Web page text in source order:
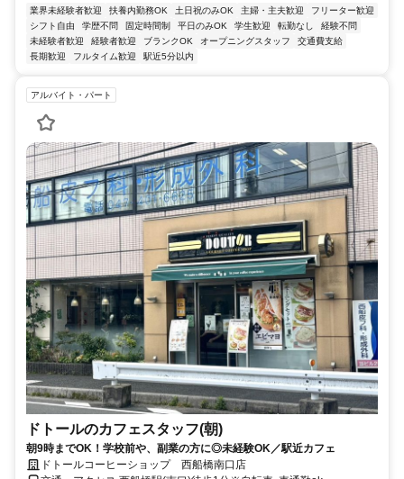
業界未経験者歓迎 扶養内勤務OK 土日祝のみOK 主婦・主夫歓迎
フリーター歓迎
シフト自由
学歴不問 固定時間制 平日のみOK 学生歓迎 転勤なし
経験不問
未経験者歓迎
経験者歓迎 ブランクOK オープニングスタッフ
交通費支給
長期歓迎
フルタイム歓迎 駅近5分以内
アルバイト・パート
ドトールのカフェスタッフ(朝)
朝9時までOK！学校前や、副業の方に◎未経験OK／駅近カフェ
ドトールコーヒーショップ 西船橋南口店